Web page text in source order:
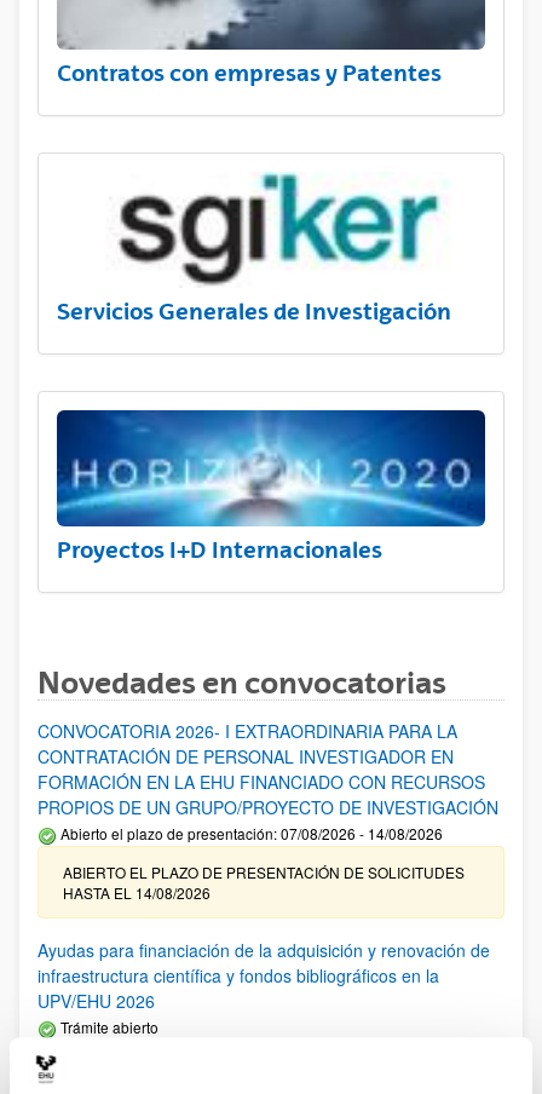
Contratos con empresas y Patentes
Servicios Generales de Investigación
Proyectos I+D Internacionales
Novedades en convocatorias
CONVOCATORIA 2026- I EXTRAORDINARIA PARA LA
CONTRATACIÓN DE PERSONAL INVESTIGADOR EN
FORMACIÓN EN LA EHU FINANCIADO CON RECURSOS
PROPIOS DE UN GRUPO/PROYECTO DE INVESTIGACIÓN
Abierto el plazo de presentación: 07/08/2026 - 14/08/2026
ABIERTO EL PLAZO DE PRESENTACIÓN DE SOLICITUDES
HASTA EL 14/08/2026
Ayudas para financiación de la adquisición y renovación de
infraestructura científica y fondos bibliográficos en la
UPV/EHU 2026
Trámite abierto